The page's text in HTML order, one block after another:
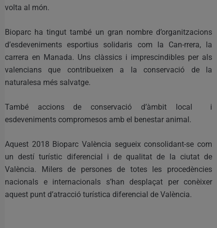
volta al món.
Bioparc ha tingut també un gran nombre d’organitzacions
d’esdeveniments esportius solidaris com la Can-rrera, la
carrera en Manada. Uns clàssics i imprescindibles per als
valencians que contribueixen a la conservació de la
naturalesa més salvatge.
També accions de conservació d’àmbit local i
esdeveniments compromesos amb el benestar animal.
Aquest 2018 Bioparc València segueix consolidant-se com
un destí turístic diferencial i de qualitat de la ciutat de
València. Milers de persones de totes les procedències
nacionals e internacionals s’han desplaçat per conèixer
aquest punt d’atracció turística diferencial de València.